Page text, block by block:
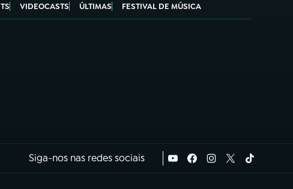
VIDEOCASTS ÚLTIMAS FESTIVAL DE MÚSICA
Siga-nos nas redes sociais